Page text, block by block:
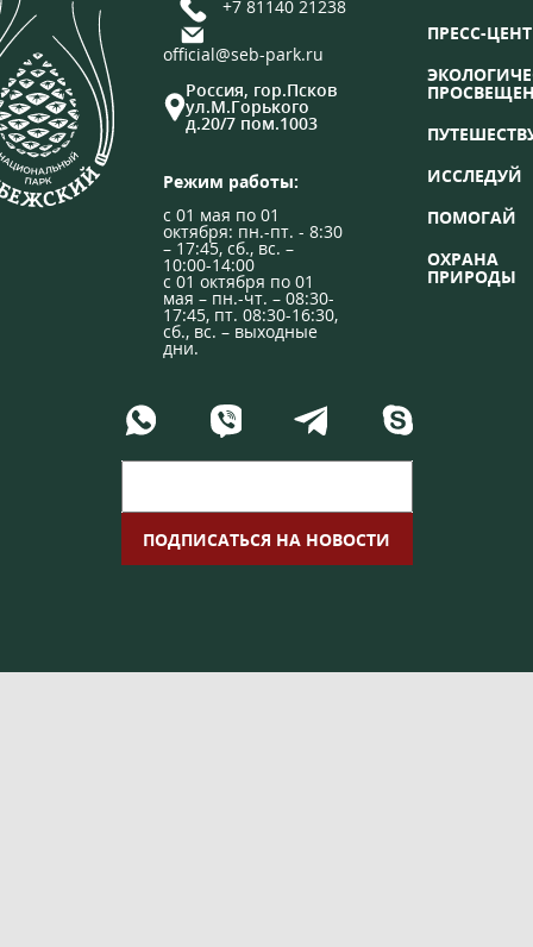
+7 81140 21238
official@seb-park.ru
Россия, гор.Псков
ул.М.Горького
д.20/7 пом.1003
Режим работы:
с 01 мая по 01
октября: пн.-пт. - 8:30
– 17:45, сб., вс. –
10:00-14:00
с 01 октября по 01
мая – пн.-чт. – 08:30-
17:45, пт. 08:30-16:30,
сб., вс. – выходные
дни.
ПРЕСС-
ИССЛЕДУЙ
ПОМОГАЙ
ОХРАНА
ПРИРОДЫ